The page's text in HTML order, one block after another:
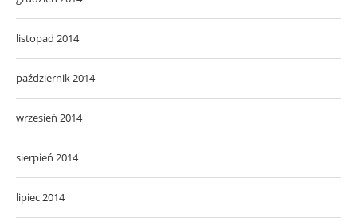
listopad 2014
październik 2014
wrzesień 2014
sierpień 2014
lipiec 2014